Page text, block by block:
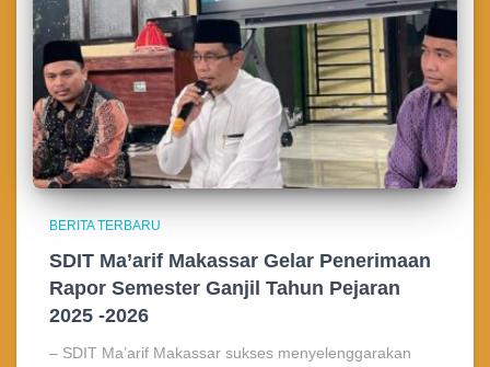
BERITA TERBARU
SDIT Ma’arif Makassar Gelar Penerimaan
Rapor Semester Ganjil Tahun Pejaran
2025 -2026
– SDIT Ma’arif Makassar sukses menyelenggarakan